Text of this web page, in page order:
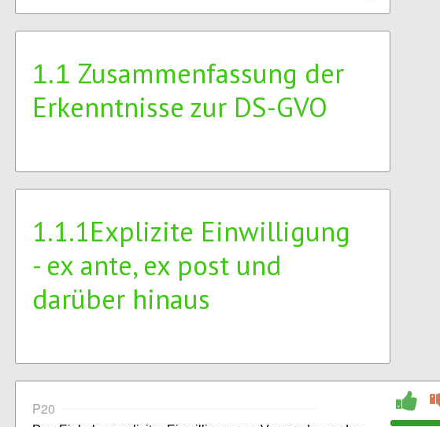
1.1 Zusammenfassung der
Erkenntnisse zur DS-GVO
1.1.1Explizite Einwilligung
- ex ante, ex post und
darüber hinaus
P20